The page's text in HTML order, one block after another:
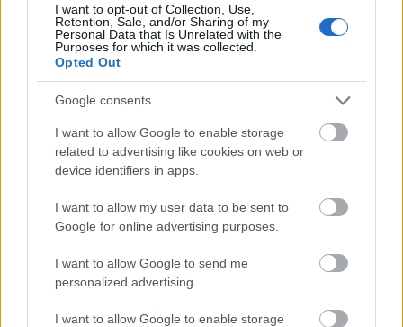
I want to opt-out of Collection, Use,
Retention, Sale, and/or Sharing of my
Personal Data that Is Unrelated with the
Purposes for which it was collected.
Opted Out
Google consents
I want to allow Google to enable storage
related to advertising like cookies on web or
device identifiers in apps.
I want to allow my user data to be sent to
Google for online advertising purposes.
I want to allow Google to send me
personalized advertising.
I want to allow Google to enable storage
Országos hírek
A lakosságra is fontos szerep hárul a szúnyoginvázió
elkerülésében
Folytatódik a szúnyogírtás szerte az országban. Az ázsiai
vödrökben, gyermekjátékokban.
Túlfogyasztás napja - július 30-ra
felhasználta az emberiség a Föld egész
évre elegendő erőforrásait